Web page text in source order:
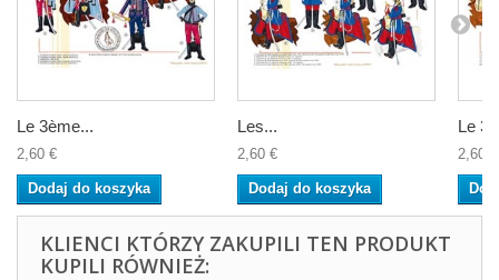
Le 3ème...
2,60 €
Dodaj do koszyka
Les...
2,60 €
Dodaj do koszyka
Le
2,60 €
KLIENCI KTÓRZY ZAKUPILI TEN PRODUKT
KUPILI RÓWNIEŻ: